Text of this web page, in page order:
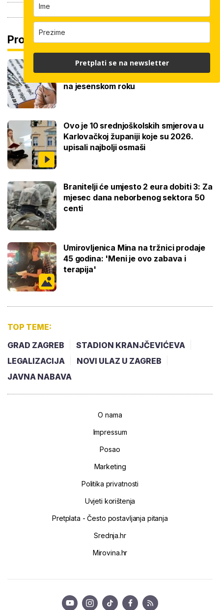
Pročitaj još
Ove lektire maturanti se najviše boje,
a samo je jednom bila tema eseja i to
na jesenskom roku
Ovo je 10 srednjoškolskih smjerova u
Karlovačkoj županiji koje su 2026.
upisali najbolji osmaši
Branitelji će umjesto 2 eura dobiti 3: Za
mjesec dana neborbenog sektora 50
centi
Umirovljenica Mina na tržnici prodaje
45 godina: 'Meni je ovo zabava i
terapija'
TOP TEME:
GRAD ZAGREB
STADION KRANJČEVIĆEVA
LEGALIZACIJA
NOVI ULAZ U ZAGREB
JAVNA NABAVA
O nama
Impressum
Posao
Marketing
Politika privatnosti
Uvjeti korištenja
Pretplata - Često postavljanja pitanja
Srednja.hr
Mirovina.hr
Pretplati se na newsletter